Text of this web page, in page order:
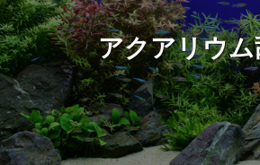
アクアリウム